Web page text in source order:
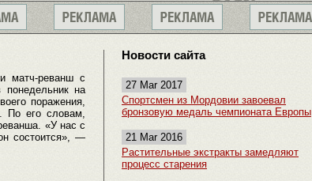
матч-реванш с
на
поражения,
По его словам,
«У нас с
состоится», —
Новости сайта
27 Mar 2017
Спортсмен из Мордовии завоевал
бронзовую медаль чемпионата Европы
21 Mar 2016
Растительные экстракты замедляют
процесс старения